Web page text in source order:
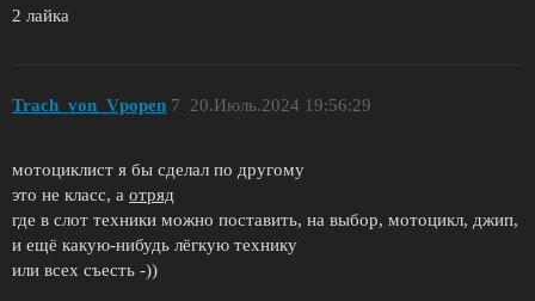
2 лайка
Trach_von_Vpopen 20.Июль.2024 19:56:29
7
мотоциклист я бы сделал по другому
это не класс, а отряд
где в слот техники можно поставить, на выбор, мотоцикл, джип,
и ещё какую-нибудь лёгкую технику
или всех съесть -))